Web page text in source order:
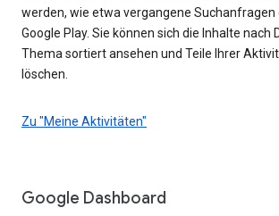
werden, wie etwa vergangene
Google Play. Sie können sich die Inhalte nach
Thema sortiert ansehen und Teile Ihrer
löschen.
Zu "Meine Aktivitäten"
Google Dashboard